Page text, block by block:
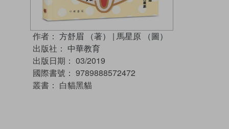
作者： 方舒眉 （著） | 馬星原 （圖）
出版社： 中華教育
出版日期： 03/2019
國際書號： 9789888572472
叢書： 白貓黑貓